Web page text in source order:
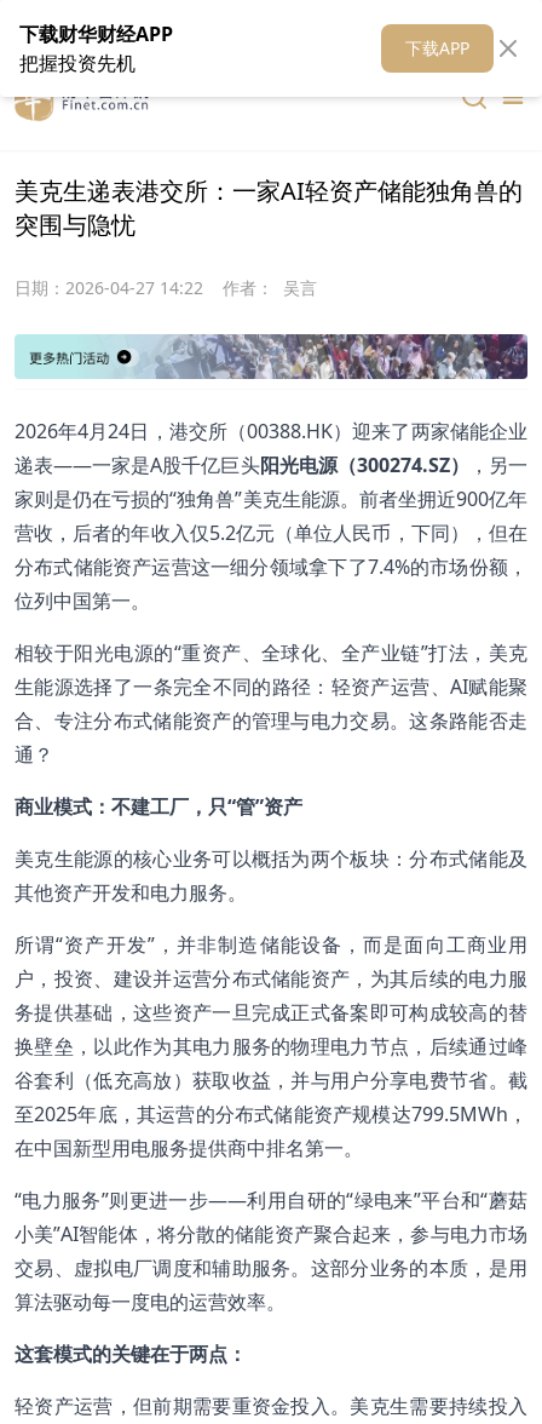
在线客服 关于我们 财华媒体矩阵 财华智库
美克生递表港交所：一家AI轻资产储能独角兽的
突围与隐忧
日期： 2026-04-27 14:22 作者： 吴言
2026年4月24日，港交所（00388.HK）迎来了两家储能企业
递表——一家是A股千亿巨头阳光电源（300274.SZ）
，另一
家则是仍在亏损的“独角兽”美克生能源。前者坐拥近900亿年
营收，后者的年收入仅5.2亿元（单位人民币，下同），但在
分布式储能资产运营这一细分领域拿下了7.4%的市场份额，
位列中国第一。
相较于阳光电源的“重资产、全球化、全产业链”打法，美克
生能源选择了一条完全不同的路径：轻资产运营、AI赋能聚
合、专注分布式储能资产的管理与电力交易。这条路能否走
通？
商业模式：不建工厂，只“管”资产
美克生能源的核心业务可以概括为两个板块：分布式储能及
其他资产开发和电力服务。
所谓“资产开发”，并非制造储能设备，而是面向工商业用
户，投资、建设并运营分布式储能资产，为其后续的电力服
务提供基础，这些资产一旦完成正式备案即可构成较高的替
换壁垒，以此作为其电力服务的物理电力节点，后续通过峰
谷套利（低充高放）获取收益，并与用户分享电费节省。截
至2025年底，其运营的分布式储能资产规模达799.5MWh，
在中国新型用电服务提供商中排名第一。
“电力服务”则更进一步——利用自研的“绿电来”平台和“蘑菇
小美”AI智能体，将分散的储能资产聚合起来，参与电力市场
交易、虚拟电厂调度和辅助服务。这部分业务的本质，是用
算法驱动每一度电的运营效率。
这套模式的关键在于两点：
轻资产运营，但前期需要重资金投入。美克生需要持续投入
下载财华财经APP
把握投资先机
下载APP